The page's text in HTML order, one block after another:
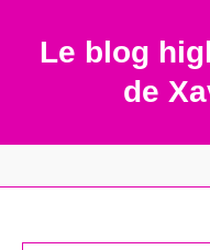
contentLe blog
de